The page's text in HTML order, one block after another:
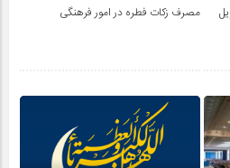
مصرف زکات فطره در امور فرهنگی